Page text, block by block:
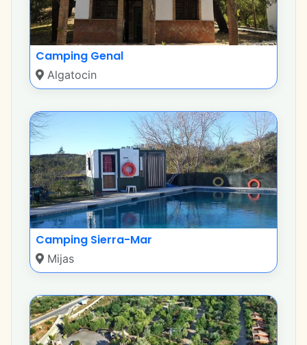
Camping Genal
Algatocin
Camping Sierra-Mar
Mijas